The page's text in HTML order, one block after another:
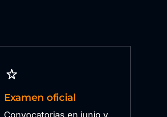
Examen oficial
Convocatorias en junio y